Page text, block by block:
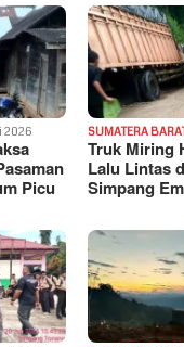
2026
Picu
SUMATERA
Truk Miring
Lalu Lintas
Simpang